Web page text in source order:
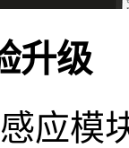
升级
应模